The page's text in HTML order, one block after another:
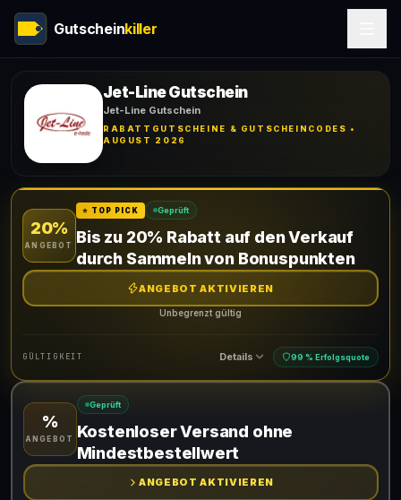
Gutscheinkiller
Jet-Line Gutschein
Jet-Line Gutschein
RABATTGUTSCHEINE & GUTSCHEINCODES •
AUGUST 2026
20%
ANGEBOT
⭐ TOP PICK Geprüft
Bis zu 20% Rabatt auf den Verkauf
durch Sammeln von Bonuspunkten
ANGEBOT AKTIVIEREN
Unbegrenzt gültig
GÜLTIGKEIT Details 99 % Erfolgsquote
Gültig für teilnehmende Produkte
%
ANGEBOT
Geprüft
Kostenloser Versand ohne
Mindestbestellwert
ANGEBOT AKTIVIEREN